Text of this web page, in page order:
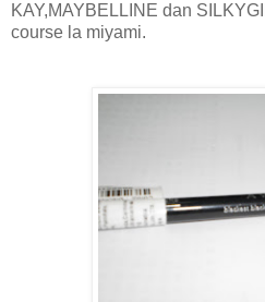
KAY,MAYBELLINE dan
course la miyami.